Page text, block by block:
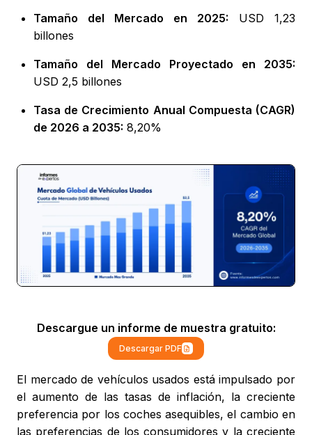
Tamaño del Mercado en 2025: USD 1,23
billones
Tamaño del Mercado Proyectado en 2035:
USD 2,5 billones
Tasa de Crecimiento Anual Compuesta (CAGR)
de 2026 a 2035: 8,20%
Descargue un informe de muestra gratuito:
Descargar PDF
El mercado de vehículos usados está impulsado por
el aumento de las tasas de inflación, la creciente
preferencia por los coches asequibles, el cambio en
las preferencias de los consumidores y la creciente